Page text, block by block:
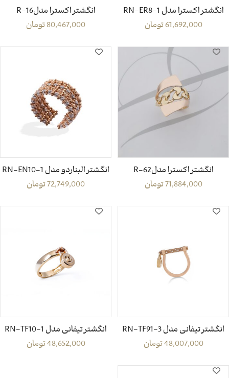
انگشتر اکسترا مدل RN-ER8-1
61,692,000تومان
انگشتر اکسترا مدلR-16
80,467,000تومان
انگشتر اکسترا مدلR-62
71,884,000تومان
انگشتر البناردو مدل RN-EN10-1
72,749,000تومان
انگشتر تیفانی مدل 3-RN-TF91
48,007,000تومان
انگشتر تیفانی مدل RN-TF10-1
48,652,000تومان